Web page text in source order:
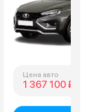
Цена авто
1 367 100 ₽